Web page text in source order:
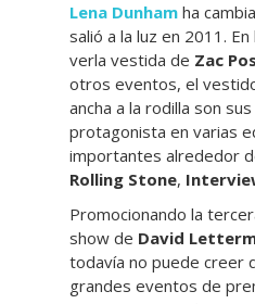
Lena Dunham ha
salió a la luz en 2011. En
verla vestida de Zac
otros eventos, el
ancha a la rodilla son
protagonista en varias
importantes alrededor
Rolling Stone,
Promocionando la
show de David
todavía no puede creer
grandes eventos de